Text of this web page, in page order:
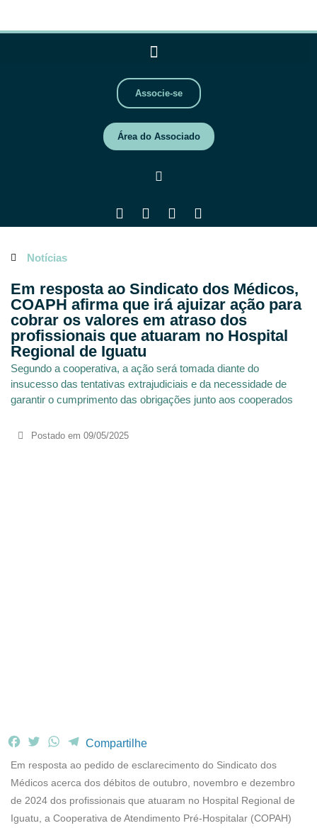
Associe-se
Área do Associado
Notícias
Em resposta ao Sindicato dos Médicos,
COAPH afirma que irá ajuizar ação para
cobrar os valores em atraso dos
profissionais que atuaram no Hospital
Regional de Iguatu
Segundo a cooperativa, a ação será tomada diante do
insucesso das tentativas extrajudiciais e da necessidade de
garantir o cumprimento das obrigações junto aos cooperados
Postado em 09/05/2025
F
c
e
b
o
T
i
t
t
e
W
a
t
s
A
T
e
g
r
Compartilhe
Em resposta ao pedido de esclarecimento do Sindicato dos
Médicos acerca dos débitos de outubro, novembro e dezembro
de 2024 dos profissionais que atuaram no Hospital Regional de
Iguatu, a Cooperativa de Atendimento Pré-Hospitalar (COPAH)